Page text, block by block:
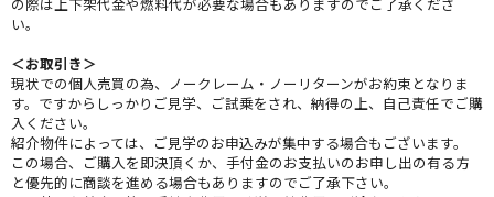
の際は上下架代金や燃料代が必要な場合もありますのでご了承くださ
い。
＜お取引き＞
現状での個人売買の為、ノークレーム・ノーリターンがお約束となりま
す。ですからしっかりご見学、ご試乗をされ、納得の上、自己責任でご購
入ください。
紹介物件によっては、ご見学のお申込みが集中する場合もございます。
この場合、ご購入を即決頂くか、手付金のお支払いのお申し出の有る方
と優先的に商談を進める場合もありますのでご了承下さい。